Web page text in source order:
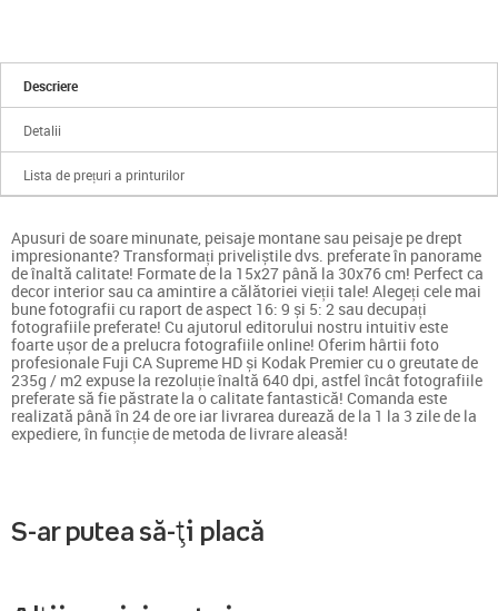
Descriere
Detalii
Lista de prețuri a printurilor
Apusuri de soare minunate, peisaje montane sau peisaje pe drept
impresionante? Transformați priveliștile dvs. preferate în panorame
de înaltă calitate! Formate de la 15x27 până la 30x76 cm! Perfect ca
decor interior sau ca amintire a călătoriei vieții tale! Alegeți cele mai
bune fotografii cu raport de aspect 16: 9 și 5: 2 sau decupați
fotografiile preferate! Cu ajutorul editorului nostru intuitiv este
foarte ușor de a prelucra fotografiile online! Oferim hârtii foto
profesionale Fuji CA Supreme HD și Kodak Premier cu o greutate de
235g / m2 expuse la rezoluție înaltă 640 dpi, astfel încât fotografiile
preferate să fie păstrate la o calitate fantastică! Comanda este
realizată până în 24 de ore iar livrarea durează de la 1 la 3 zile de la
expediere, în funcție de metoda de livrare aleasă!
S-ar putea să-ți placă